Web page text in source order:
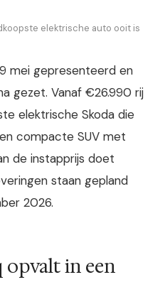
elektrische auto ooit is
mei gepresenteerd en
gezet. Vanaf €26.990 rij
elektrische Skoda die
compacte SUV met
de instapprijs doet
staan gepland
2026.
opvalt in een